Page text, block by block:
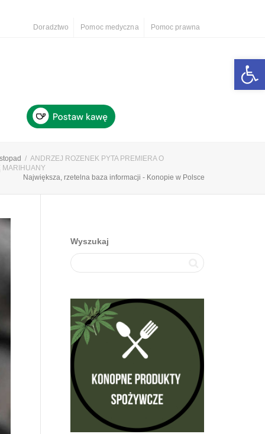
Doradztwo Pomoc medyczna Pomoc prawna
ANDRZEJ ROZENEK PYTA PREMIERA O
MARIHUANY
Największa, rzetelna baza informacji - Konopie w Polsce
Wyszukaj